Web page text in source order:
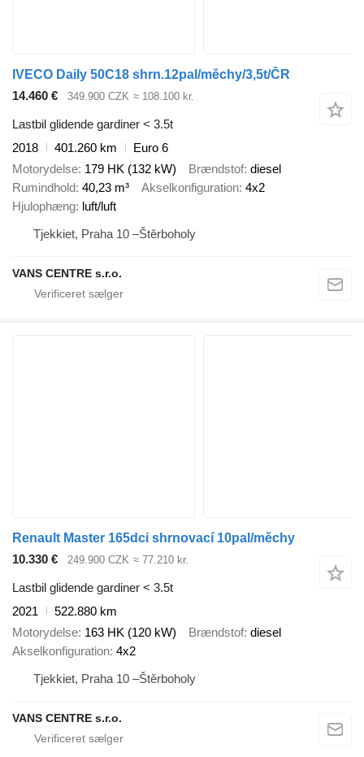
IVECO Daily 50C18 shrn.12pal/měchy/3,5t/ČR
14.460 €
349.900 CZK ≈ 108.100 kr.
Lastbil glidende gardiner < 3.5t
2018
401.260 km
Euro 6
Motorydelse 179 HK (132 kW) Brændstof diesel
Rumindhold 40,23 m³ Akselkonfiguration 4x2
Hjulophæng luft/luft
Tjekkiet, Praha 10 –Štěrboholy
VANS CENTRE s.r.o.
Renault Master 165dci shrnovací 10pal/měchy
10.330 €
249.900 CZK ≈ 77.210 kr.
Lastbil glidende gardiner < 3.5t
2021
522.880 km
Motorydelse 163 HK (120 kW) Brændstof diesel
Akselkonfiguration 4x2
Tjekkiet, Praha 10 –Štěrboholy
VANS CENTRE s.r.o.